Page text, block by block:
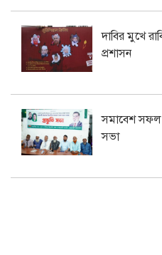
দাবির মুখে
প্রশাসন
সমাবেশ সফল
সভা